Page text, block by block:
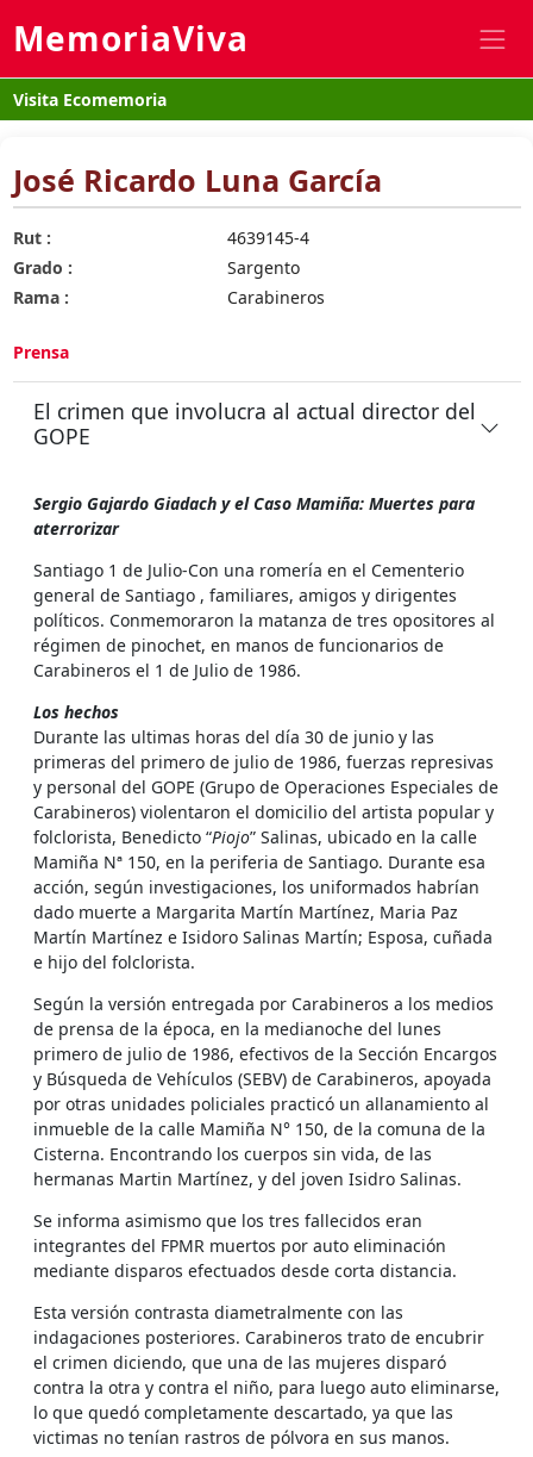
MemoriaViva
Visita Ecomemoria
José Ricardo Luna García
Rut :
4639145-4
Grado :
Sargento
Rama :
Carabineros
Prensa
El crimen que involucra al actual director del
GOPE
Sergio Gajardo Giadach y el Caso Mamiña: Muertes para
aterrorizar
Santiago 1 de Julio-Con una romería en el Cementerio
general de Santiago , familiares, amigos y dirigentes
políticos. Conmemoraron la matanza de tres opositores al
régimen de pinochet, en manos de funcionarios de
Carabineros el 1 de Julio de 1986.
Los hechos
Durante las ultimas horas del día 30 de junio y las
primeras del primero de julio de 1986, fuerzas represivas
y personal del GOPE (Grupo de Operaciones Especiales de
Carabineros) violentaron el domicilio del artista popular y
folclorista, Benedicto “Piojo” Salinas, ubicado en la calle
Mamiña Nª 150, en la periferia de Santiago. Durante esa
acción, según investigaciones, los uniformados habrían
dado muerte a Margarita Martín Martínez, Maria Paz
Martín Martínez e Isidoro Salinas Martín; Esposa, cuñada
e hijo del folclorista.
Según la versión entregada por Carabineros a los medios
de prensa de la época, en la medianoche del lunes
primero de julio de 1986, efectivos de la Sección Encargos
y Búsqueda de Vehículos (SEBV) de Carabineros, apoyada
por otras unidades policiales practicó un allanamiento al
inmueble de la calle Mamiña N° 150, de la comuna de la
Cisterna. Encontrando los cuerpos sin vida, de las
hermanas Martin Martínez, y del joven Isidro Salinas.
Se informa asimismo que los tres fallecidos eran
integrantes del FPMR muertos por auto eliminación
mediante disparos efectuados desde corta distancia.
Esta versión contrasta diametralmente con las
indagaciones posteriores. Carabineros trato de encubrir
el crimen diciendo, que una de las mujeres disparó
contra la otra y contra el niño, para luego auto eliminarse,
lo que quedó completamente descartado, ya que las
victimas no tenían rastros de pólvora en sus manos.